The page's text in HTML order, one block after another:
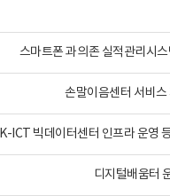
스마트폰 과의존 실적관리시
손말이음센터 서비스
K-ICT 빅데이터센터 인프라 운영
디지털배움터